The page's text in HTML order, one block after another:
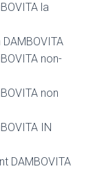
la
non-
non
IN
DAMBOVITA